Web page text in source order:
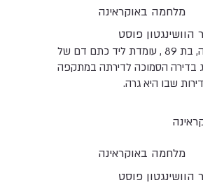
מלחמה באוקראינה
הוושינגטון פוסט
אידייה מיקולייבנה, בת 89 , עומדת ליד כתם דם של
בדירה הסמוכה לדירתה במתקפה
שבו היא גרה.
מלחמה באוקראינה
הוושינגטון פוסט